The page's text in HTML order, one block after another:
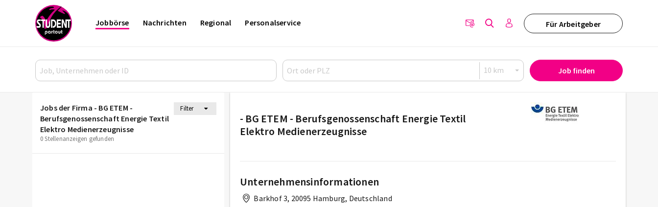
Für Arbeitgeber
Jobbörse Nachrichten Regional Personalservice
Job finden
Jobs der Firma - BG ETEM -
Berufsgenossenschaft Energie Textil
Elektro Medienerzeugnisse
Filter
0 Stellenanzeigen gefunden
- BG ETEM - Berufsgenossenschaft Energie Textil
Elektro Medienerzeugnisse
Unternehmensinformationen
Barkhof 3, 20095 Hamburg, Deutschland